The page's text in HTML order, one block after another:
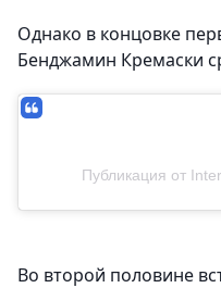
Однако в концовке
Бенджамин Кремаски
Публикация от
Во второй половине